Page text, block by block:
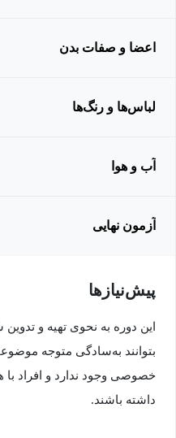
اعضا و صفات بدن
لباس‌ها و رنگ‌ها
آب و هوا
آزمون نهایی
پیش‌نیاز‌ها
این دوره به نحوی تهیه و
بتوانند به‌سادگی متوجه
خصوصی وجود ندارد و افراد با
داشته باشند.